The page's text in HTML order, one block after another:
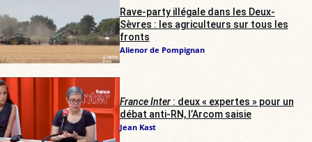
Rave-party illégale dans les Deux-
Sèvres : les agriculteurs sur tous les
fronts
Alienor de Pompignan
France Inter: deux « expertes » pour un
débat anti-RN, l’Arcom saisie
Jean Kast